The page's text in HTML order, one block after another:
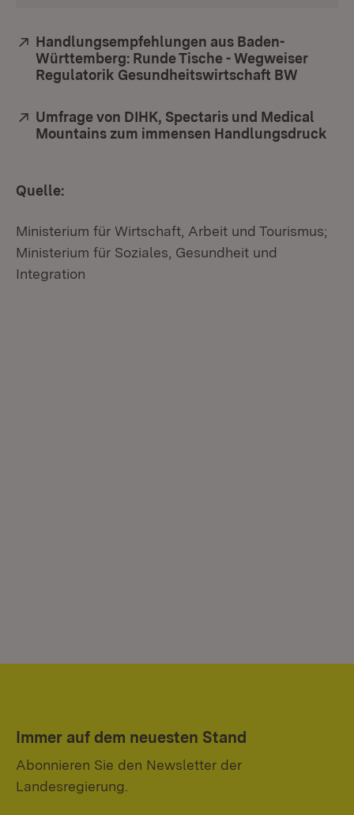
Extern:
Handlungsempfehlungen aus Baden-
Württemberg: Runde Tische - Wegweiser
Regulatorik Gesundheitswirtschaft BW
Extern:
Umfrage von DIHK, Spectaris und Medical
Mountains zum immensen Handlungsdruck
Quelle:
Ministerium für Wirtschaft, Arbeit und Tourismus;
Ministerium für Soziales, Gesundheit und
Integration
Immer auf dem neuesten Stand
Abonnieren Sie den Newsletter der
Landesregierung.